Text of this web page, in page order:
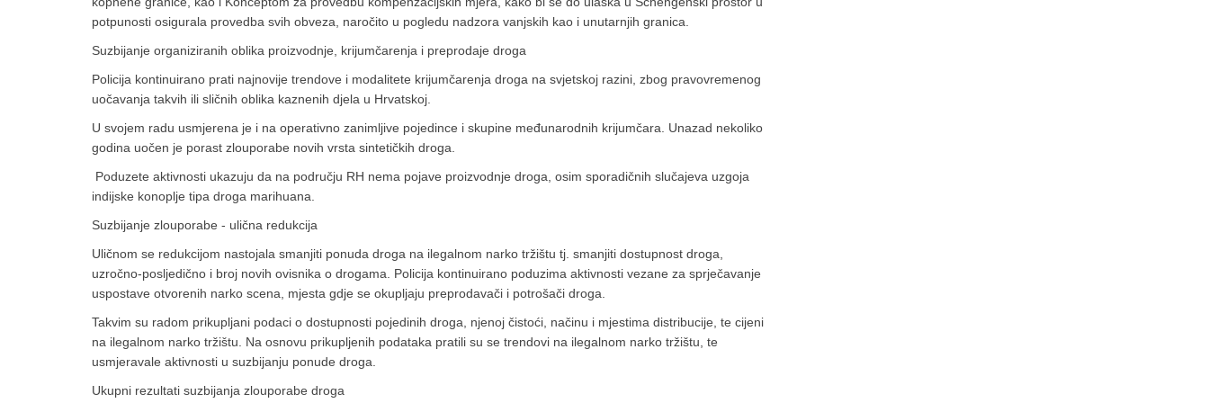
potpunosti osigurala provedba svih obveza, naročito u pogledu nadzora vanjskih kao i unutarnjih granica.
Suzbijanje organiziranih oblika proizvodnje, krijumčarenja i preprodaje droga
Policija kontinuirano prati najnovije trendove i modalitete krijumčarenja droga na svjetskoj razini, zbog pravovremenog
uočavanja takvih ili sličnih oblika kaznenih djela u Hrvatskoj.
U svojem radu usmjerena je i na operativno zanimljive pojedince i skupine međunarodnih krijumčara. Unazad nekoliko
godina uočen je porast zlouporabe novih vrsta sintetičkih droga.
Poduzete aktivnosti ukazuju da na području RH nema pojave proizvodnje droga, osim sporadičnih slučajeva uzgoja
indijske konoplje tipa droga marihuana.
Suzbijanje zlouporabe - ulična redukcija
Uličnom se redukcijom nastojala smanjiti ponuda droga na ilegalnom narko tržištu tj. smanjiti dostupnost droga,
uzročno-posljedično i broj novih ovisnika o drogama. Policija kontinuirano poduzima aktivnosti vezane za sprječavanje
uspostave otvorenih narko scena, mjesta gdje se okupljaju preprodavači i potrošači droga.
Takvim su radom prikupljani podaci o dostupnosti pojedinih droga, njenoj čistoći, načinu i mjestima distribucije, te cijeni
na ilegalnom narko tržištu. Na osnovu prikupljenih podataka pratili su se trendovi na ilegalnom narko tržištu, te
usmjeravale aktivnosti u suzbijanju ponude droga.
Ukupni rezultati suzbijanja zlouporabe droga